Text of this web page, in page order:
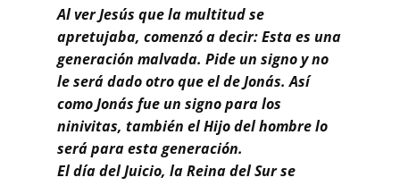
BuscarAl ver Jesús que la multitud se
apretujaba, comenzó a decir: Esta es una
generación malvada. Pide un signo y no
le será dado otro que el de Jonás. Así
como Jonás fue un signo para los
ninivitas, también el Hijo del hombre lo
será para esta generación.
El día del Juicio, la Reina del Sur se